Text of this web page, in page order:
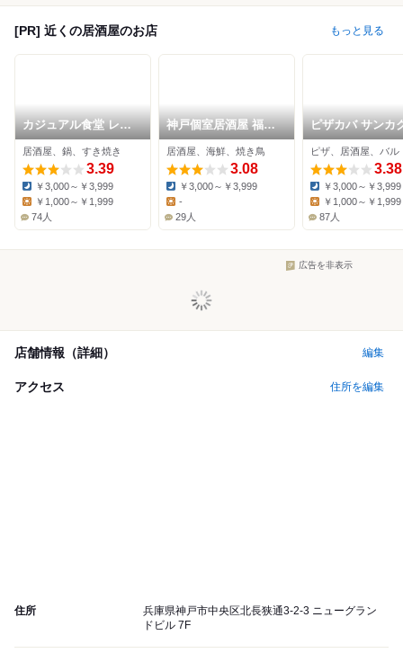
[PR] 近くの居酒屋のお店 もっと見る
カジュアル食堂 レス
ト アドル
居酒屋、鍋、すき焼き
3.39
Dinner:
￥3,000～￥3,999
Lunch:
￥1,000～￥1,999
74人
神戸個室居酒屋 福わ
うち 神戸駅前店
居酒屋、海鮮、焼き鳥
3.08
Dinner:
￥3,000～￥3,999
Lunch:
-
29人
ピザカバ サンカ
ピザ、居酒屋、バル
3.38
Dinner:
￥3,000～￥3,999
Lunch:
￥1,000～￥1,999
87人
広告を非表示
店舗情報（詳細） 編集
アクセス 住所を編集
住所
兵庫県神戸市中央区北長狭通3-2-3 ニューグラン
ドビル 7F